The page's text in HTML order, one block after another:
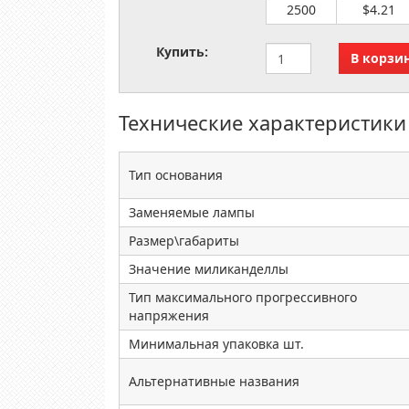
2500
$4.21
Купить:
Технические характеристики
Тип основания
Заменяемые лампы
Размер\габариты
Значение миликанделлы
Тип максимального прогрессивного
напряжения
Минимальная упаковка шт.
Альтернативные названия